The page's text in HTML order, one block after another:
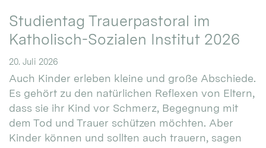
Studientag Trauerpastoral im
Katholisch-Sozialen Institut 2026
20. Juli 2026
Auch Kinder erleben kleine und große Abschiede.
Es gehört zu den natürlichen Reflexen von Eltern,
dass sie ihr Kind vor Schmerz, Begegnung mit
dem Tod und Trauer schützen möchten. Aber
Kinder können und sollten auch trauern, sagen